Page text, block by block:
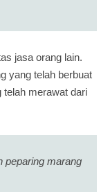
jasa orang lain.
yang telah berbuat
telah merawat dari
peparing marang